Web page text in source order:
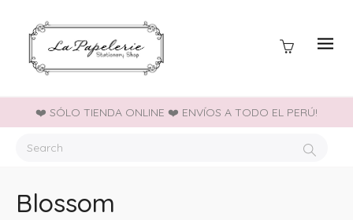
❤️ SÓLO TIENDA ONLINE ❤️ ENVÍOS A TODO EL PERÚ!
Blossom